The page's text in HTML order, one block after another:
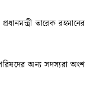
তারেক রহমানের
অন্য সদস্যরা অংশ